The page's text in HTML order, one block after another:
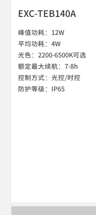
EXC-TEB140A
峰值功耗：12W
平均功耗：4W
光色：2200-6500K可选
额定最大续航：7-8h
控制方式：光控/时控
防护等级：IP65